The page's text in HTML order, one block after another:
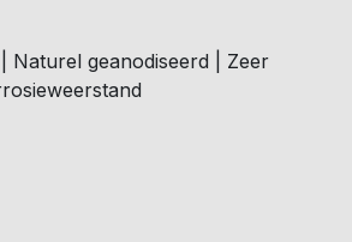
Naturel geanodiseerd | Zeer